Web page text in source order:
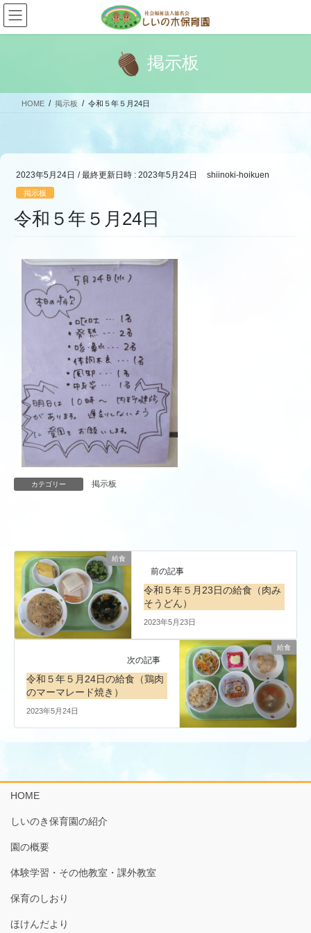
コ
ン
テ
ス
ナ
ビ
ゲ
ン
掲示板
HOME 掲示板 令和５年５月24日
2023年5月24日 / 最終更新日時 : 2023年5月24日 shiinoki-hoikuen
掲示板
令和５年５月24日
カテゴリー 掲示板
給食
前の記事
令和５年５月23日の給食（肉み
そうどん）
2023年5月23日
給食
次の記事
令和５年５月24日の給食（鶏肉
のマーマレード焼き）
2023年5月24日
HOME
しいのき保育園の紹介
園の概要
体験学習・その他教室・課外教室
保育のしおり
ほけんだより